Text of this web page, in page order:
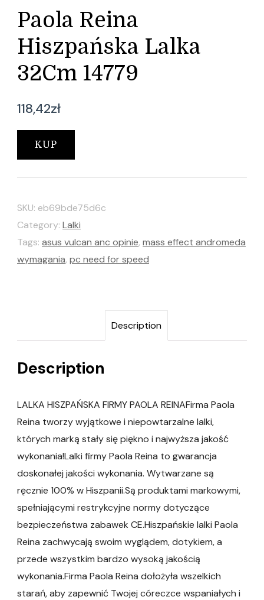
Paola Reina
Hiszpańska Lalka
32Cm 14779
118,42zł
KUP
SKU: eb69bde75d6c
Category: Lalki
Tags: asus vulcan anc opinie, mass effect andromeda
wymagania, pc need for speed
Description
Description
LALKA HISZPAŃSKA FIRMY PAOLA REINAFirma Paola
Reina tworzy wyjątkowe i niepowtarzalne lalki,
których marką stały się piękno i najwyższa jakość
wykonania!Lalki firmy Paola Reina to gwarancja
doskonałej jakości wykonania. Wytwarzane są
ręcznie 100% w Hiszpanii.Są produktami markowymi,
spełniającymi restrykcyjne normy dotyczące
bezpieczeństwa zabawek CE.Hiszpańskie lalki Paola
Reina zachwycają swoim wyglądem, dotykiem, a
przede wszystkim bardzo wysoką jakością
wykonania.Firma Paola Reina dołożyła wszelkich
starań, aby zapewnić Twojej córeczce wspaniałych i